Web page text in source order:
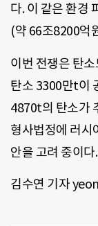
다. 이 같은 환경
(약 66조8200억
이번 전쟁은 탄
탄소 3300만t이
4870t의 탄소가
형사법정에 러시
안을 고려 중이다.
김수연 기자